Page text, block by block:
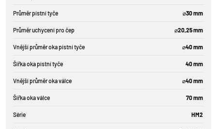
Průměr pístní tyče ⌀30 mm
Průměr uchycení pro čep ⌀20,25 mm
Vnější průměr oka pístní tyče ⌀40 mm
Šířka oka pístní tyče 40 mm
Vnější průměr oka válce ⌀40 mm
Šířka oka válce 70 mm
Série HM2